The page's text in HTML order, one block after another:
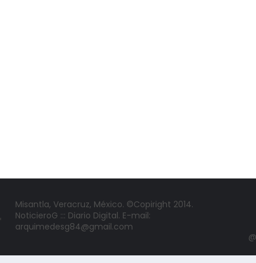
Misantla, Veracruz, México. ©Copiright 2014.
NoticieroG ::: Diario Digital. E-mail:
arquimedesg84@gmail.com